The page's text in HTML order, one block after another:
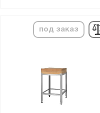
под заказ